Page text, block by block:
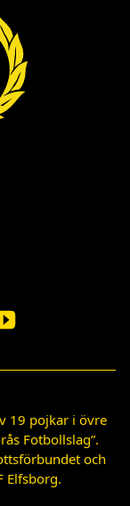
19 pojkar i övre
Fotbollslag”.
och
Elfsborg.